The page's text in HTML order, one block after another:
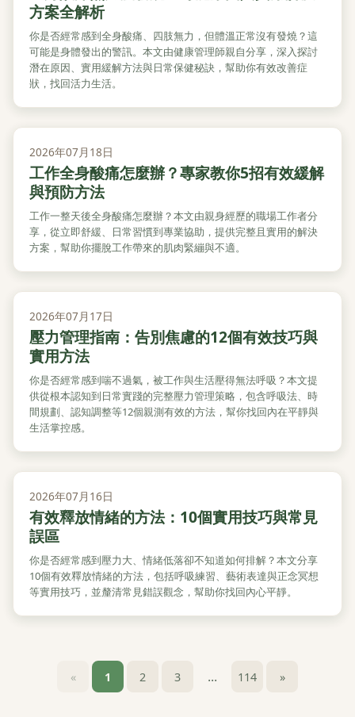
方案全解析
你是否經常感到全身酸痛、四肢無力，但體溫正常沒有發燒？這
可能是身體發出的警訊。本文由健康管理師親自分享，深入探討
潛在原因、實用緩解方法與日常保健秘訣，幫助你有效改善症
狀，找回活力生活。
2026年07月18日
工作全身酸痛怎麼辦？專家教你5招有效緩解
與預防方法
工作一整天後全身酸痛怎麼辦？本文由親身經歷的職場工作者分
享，從立即舒緩、日常習慣到專業協助，提供完整且實用的解決
方案，幫助你擺脫工作帶來的肌肉緊繃與不適。
2026年07月17日
壓力管理指南：告別焦慮的12個有效技巧與
實用方法
你是否經常感到喘不過氣，被工作與生活壓得無法呼吸？本文提
供從根本認知到日常實踐的完整壓力管理策略，包含呼吸法、時
間規劃、認知調整等12個親測有效的方法，幫你找回內在平靜與
生活掌控感。
2026年07月16日
有效釋放情緒的方法：10個實用技巧與常見
誤區
你是否經常感到壓力大、情緒低落卻不知道如何排解？本文分享
10個有效釋放情緒的方法，包括呼吸練習、藝術表達與正念冥想
等實用技巧，並釐清常見錯誤觀念，幫助你找回內心平靜。
« 1 2 3 ... 114 »